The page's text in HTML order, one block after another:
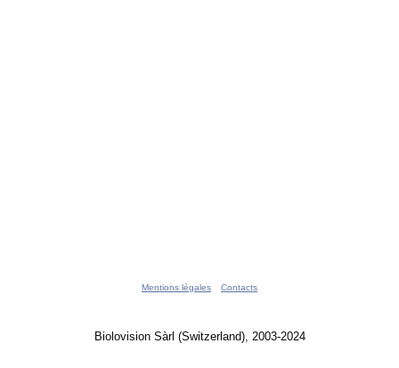
Mentions légales Contacts
Biolovision Sàrl (Switzerland), 2003-2024